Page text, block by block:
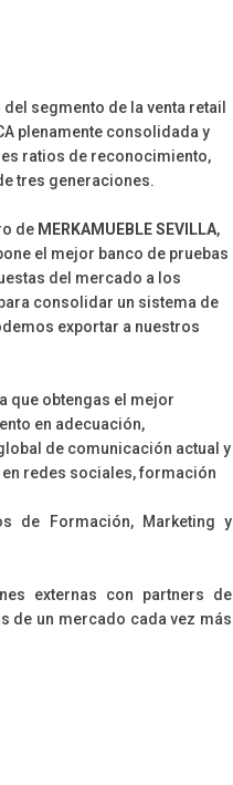
segmento de la venta retail
plenamente consolidada y
ratios de reconocimiento,
tres generaciones.
de MERKAMUEBLE SEVILLA,
el mejor banco de pruebas
del mercado a los
consolidar un sistema de
exportar a nuestros
que obtengas el mejor
en adecuación,
de comunicación actual y
redes sociales, formación
de Formación, Marketing y
externas con partners de
de un mercado cada vez más